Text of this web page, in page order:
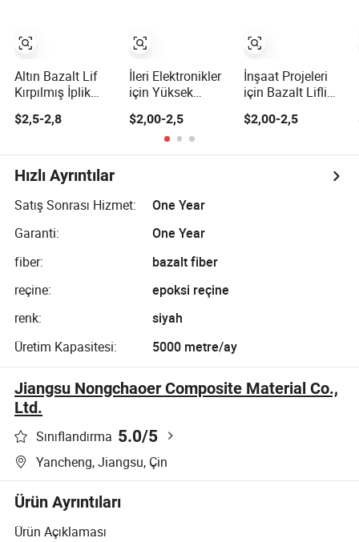
Altın Bazalt Lif
Kırpılmış İplik
$2,5-2,8
İleri Elektronikler
için Yüksek
Lif İpi
$2,00-2,5
İnşaat Projeleri
için Bazalt Lifli
Çimento Kırpılmış
$2,00-2,5
Hızlı Ayrıntılar
Satış Sonrası Hizmet:
One Year
Garanti:
One Year
fiber:
bazalt fiber
reçine:
epoksi reçine
renk:
siyah
Üretim Kapasitesi:
5000 metre/ay
Jiangsu Nongchaoer Composite Material Co.,
Ltd.
Sınıflandırma 5.0/5
Yancheng, Jiangsu, Çin
Ürün Ayrıntıları
Ürün Açıklaması